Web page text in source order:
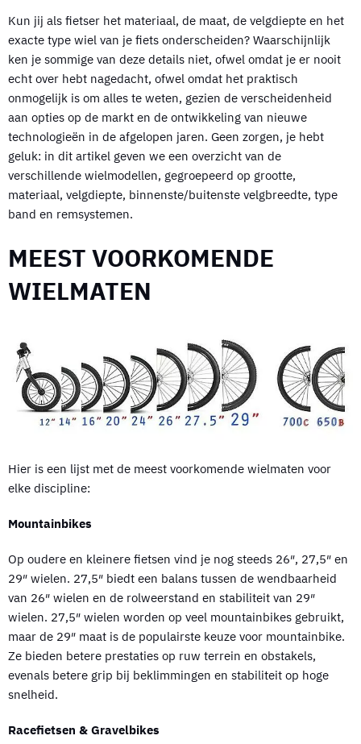
Kun jij als fietser het materiaal, de maat, de velgdiepte en het
exacte type wiel van je fiets onderscheiden? Waarschijnlijk
ken je sommige van deze details niet, ofwel omdat je er nooit
echt over hebt nagedacht, ofwel omdat het praktisch
onmogelijk is om alles te weten, gezien de verscheidenheid
aan opties op de markt en de ontwikkeling van nieuwe
technologieën in de afgelopen jaren. Geen zorgen, je hebt
geluk: in dit artikel geven we een overzicht van de
verschillende wielmodellen, gegroepeerd op grootte,
materiaal, velgdiepte, binnenste/buitenste velgbreedte, type
band en remsystemen.
MEEST VOORKOMENDE
WIELMATEN
Hier is een lijst met de meest voorkomende wielmaten voor
elke discipline:
Mountainbikes
Op oudere en kleinere fietsen vind je nog steeds 26″, 27,5″ en
29″ wielen. 27,5″ biedt een balans tussen de wendbaarheid
van 26″ wielen en de rolweerstand en stabiliteit van 29″
wielen. 27,5″ wielen worden op veel mountainbikes gebruikt,
maar de 29″ maat is de populairste keuze voor mountainbike.
Ze bieden betere prestaties op ruw terrein en obstakels,
evenals betere grip bij beklimmingen en stabiliteit op hoge
snelheid.
Racefietsen & Gravelbikes